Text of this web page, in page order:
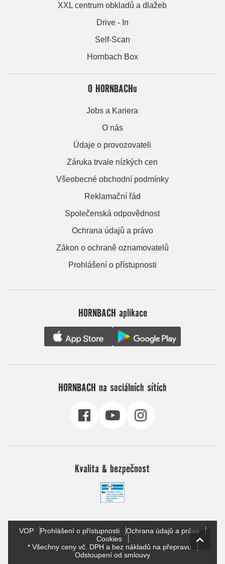
XXL centrum obkladů a dlažeb
Drive - In
Self-Scan
Hornbach Box
O HORNBACHu
Jobs a Kariera
O nás
Údaje o provozovateli
Záruka trvale nízkých cen
Všeobecné obchodní podmínky
Reklamační řád
Společenská odpovědnost
Ochrana údajů a právo
Zákon o ochraně oznamovatelů
Prohlášení o přístupnosti
HORNBACH aplikace
HORNBACH na sociálních sítích
Kvalita & bezpečnost
VOP Prohlášení o přístupnosti
Ochrana údajů a právo
Cookies
* Všechny ceny vč. DPH a bez nákladů na přepravu
Odstoupení od smlouvy